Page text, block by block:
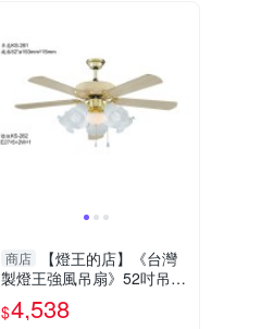
商店
【燈王的店】《台灣
製燈王強風吊扇》52吋吊扇
+吊扇燈5+1燈(馬達保固十
年) ☆KS-261+KS-262
$4,538